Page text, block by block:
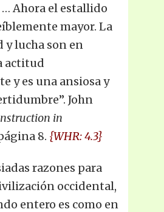
Ahora el estallido
mayor. La
y lucha son en
actitud
y es una ansiosa y
John
in
8. {WHR: 4.3}
razones para
occidental,
entero es como en